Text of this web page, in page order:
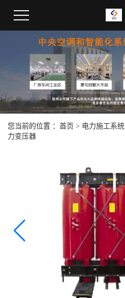
您当前的位置 ： 首页 > 电力施工系统
力变压器